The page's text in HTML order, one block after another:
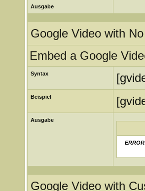
Ausgabe
Google Video with
Embed a Google
Syntax
Beispiel
Ausgabe
Google Video with